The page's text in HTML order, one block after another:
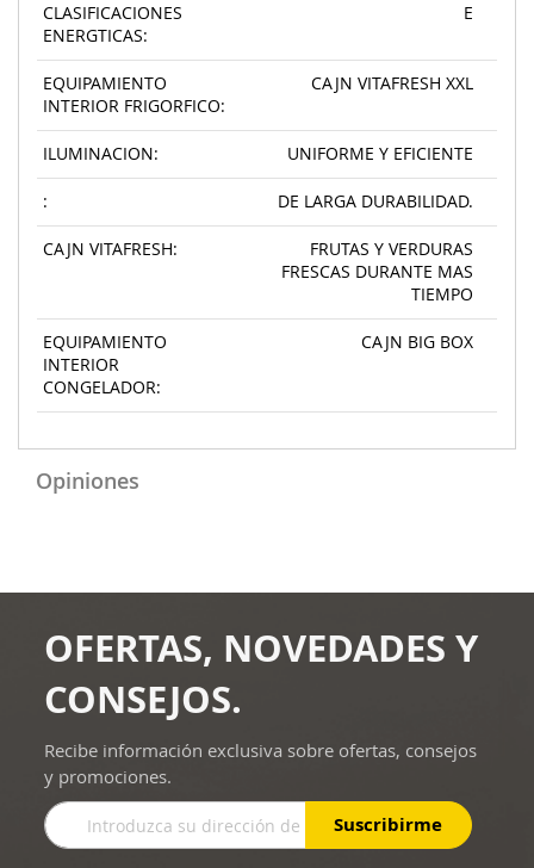
CLASIFICACIONES
ENERGTICAS:
E
EQUIPAMIENTO
INTERIOR FRIGORFICO:
CAJN VITAFRESH XXL
ILUMINACION: UNIFORME Y EFICIENTE
: DE LARGA DURABILIDAD.
CAJN VITAFRESH:
FRUTAS Y VERDURAS
FRESCAS DURANTE MAS
TIEMPO
EQUIPAMIENTO
INTERIOR
CONGELADOR:
CAJN BIG BOX
Opiniones
OFERTAS, NOVEDADES Y
CONSEJOS.
Recibe información exclusiva sobre ofertas, consejos
y promociones.
Inscríbase
a
Suscribirme